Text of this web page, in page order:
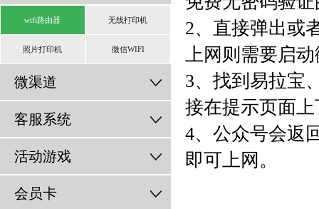
wifi路由器 无线打印机
照片打印机 微信WIFI
微渠道
客服系统
活动游戏
会员卡
2、直接弹出或
上网则需要启
3、找到易拉宝
接在提示页面
4、公众号会返
即可上网。